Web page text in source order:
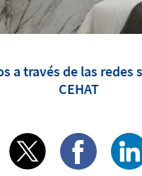
a través de las redes
CEHAT